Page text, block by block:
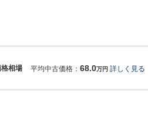
相場 平均中古価格： 68.0万円 詳しく見る